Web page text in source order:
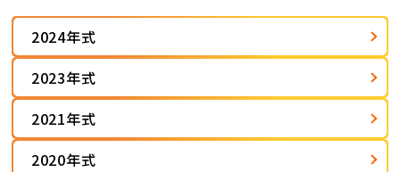
2024年式
2023年式
2021年式
2020年式